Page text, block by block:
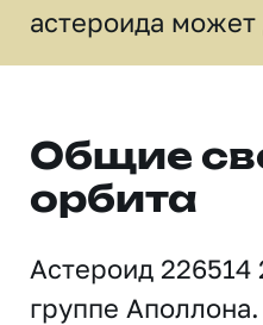
астероида может
Общие
орбита
Астероид 226514
группе